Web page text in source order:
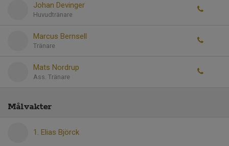
Johan Devinger
Huvudtränare
Marcus Bernsell
Tränare
Mats Nordrup
Ass. Tränare
Målvakter
1. Elias Björck